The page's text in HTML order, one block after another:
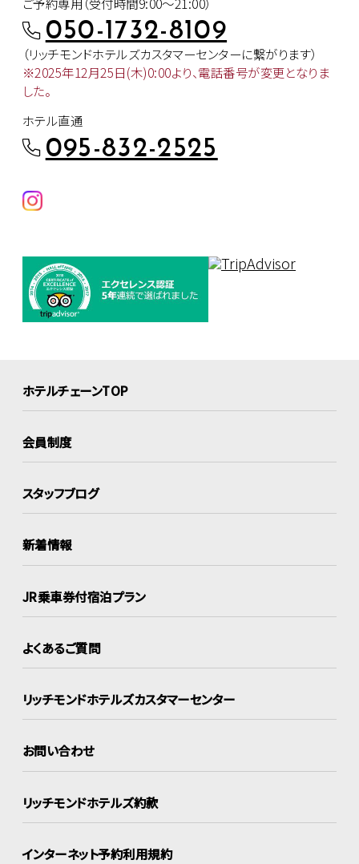
050-1732-8109
（リッチモンドホテルズカスタマーセンターに繋がります）
※2025年12月25日(木)0:00より、電話番号が変更となりま
した。
ホテル直通
095-832-2525
ホテルチェーンTOP
会員制度
スタッフブログ
新着情報
JR乗車券付宿泊プラン
よくあるご質問
リッチモンドホテルズカスタマーセンター
お問い合わせ
リッチモンドホテルズ約款
インターネット予約利用規約